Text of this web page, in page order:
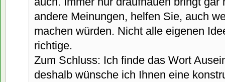
andere Meinungen, helfen Sie, auch
machen würden. Nicht alle eigenen
richtige.
Zum Schluss: Ich finde das Wort
deshalb wünsche ich Ihnen eine